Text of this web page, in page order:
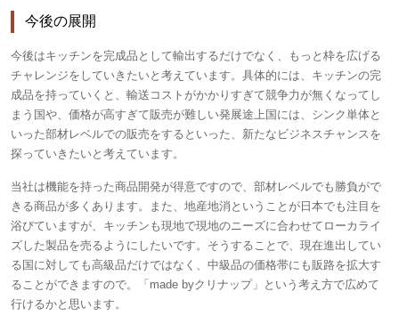
今後の展開
今後はキッチンを完成品として輸出するだけでなく、もっと枠を広げる
チャレンジをしていきたいと考えています。具体的には、キッチンの完
成品を持っていくと、輸送コストがかかりすぎて競争力が無くなってし
まう国や、価格が高すぎて販売が難しい発展途上国には、シンク単体と
いった部材レベルでの販売をするといった、新たなビジネスチャンスを
探っていきたいと考えています。
当社は機能を持った商品開発が得意ですので、部材レベルでも勝負がで
きる商品が多くあります。また、地産地消ということが日本でも注目を
浴びていますが、キッチンも現地で現地のニーズに合わせてローカライ
ズした製品を売るようにしたいです。そうすることで、現在進出してい
る国に対しても高級品だけではなく、中級品の価格帯にも販路を拡大す
ることができますので。「made byクリナップ」という考え方で広めて
行けるかと思います。